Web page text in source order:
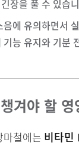
장을 풀 수 있습
음에 유의하면서
능 유지와 기분
겨야 할 영
마철에는 비타민